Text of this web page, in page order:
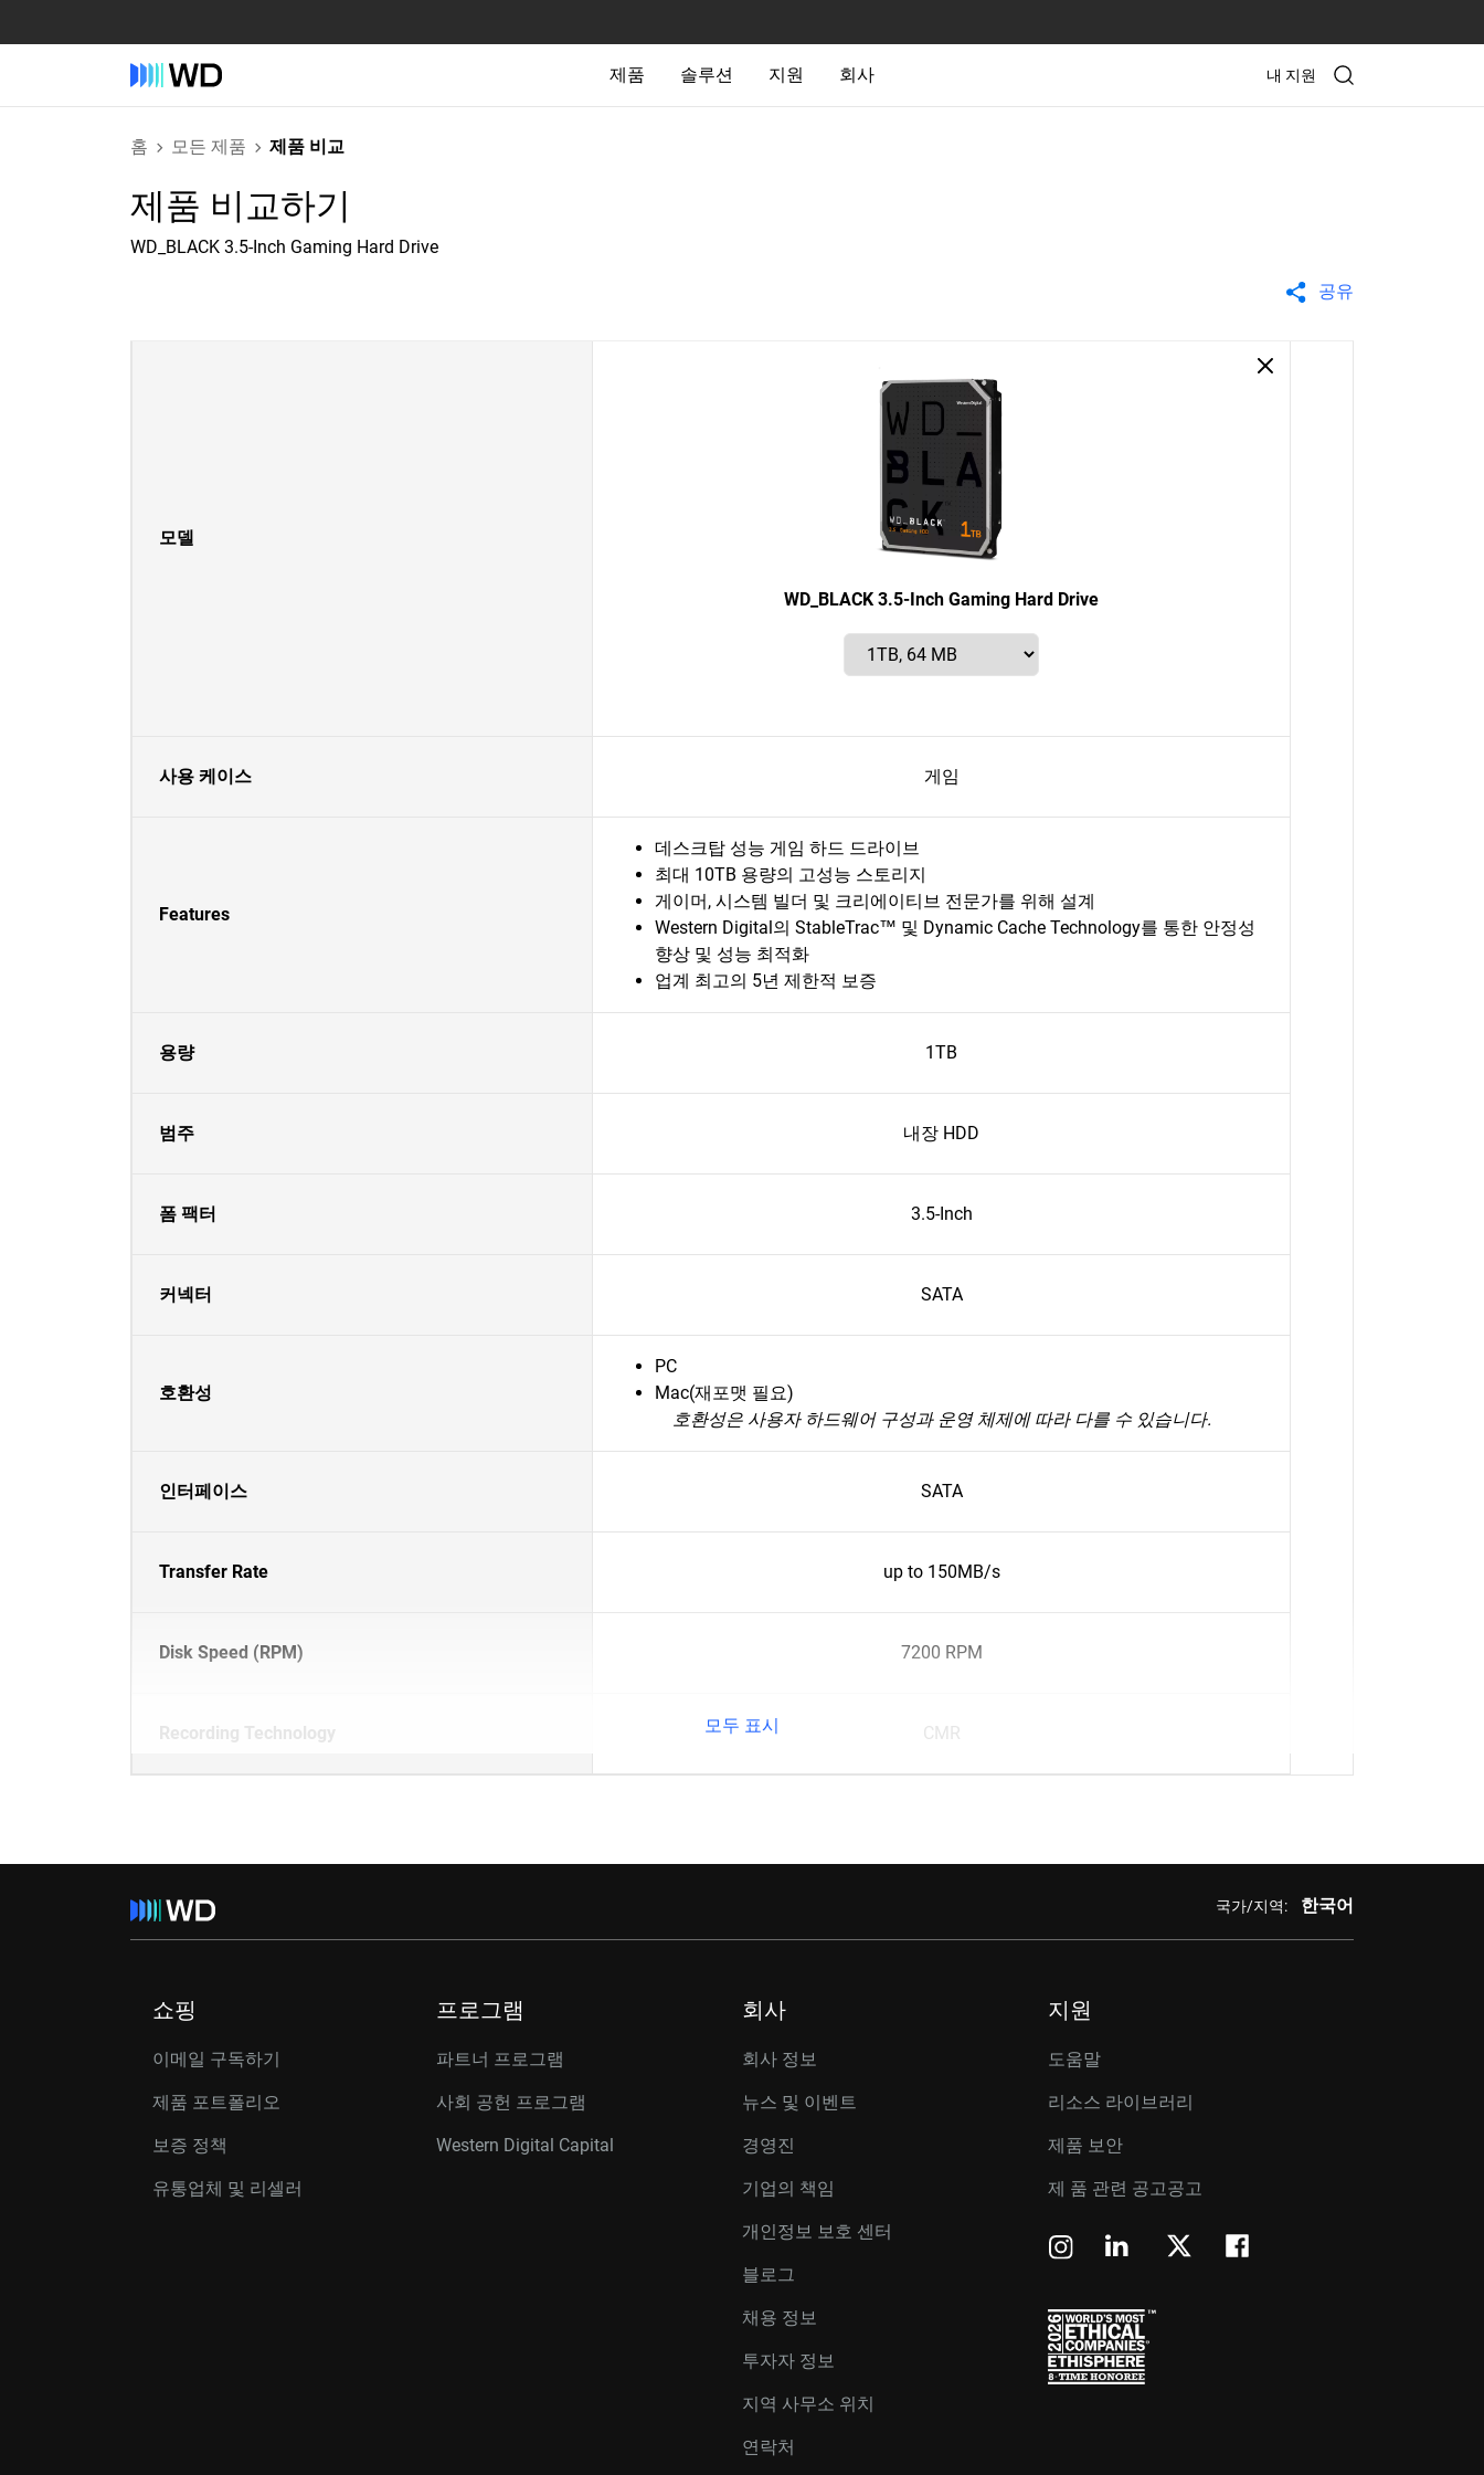
제품 솔루션 지원 회사 내 지원
홈 모든 제품 제품 비교
제품 비교하기
WD_BLACK 3.5-Inch Gaming Hard Drive
공유
모델
WD_BLACK 3.5-Inch Gaming Hard Drive
사용 케이스 게임
Features
데스크탑 성능 게임 하드 드라이브
최대 10TB 용량의 고성능 스토리지
게이머, 시스템 빌더 및 크리에이티브 전문가를 위해 설계
Western Digital의 StableTrac™ 및 Dynamic Cache Technology를 통한 안정성
향상 및 성능 최적화
업계 최고의 5년 제한적 보증
용량 1TB
범주 내장 HDD
폼 팩터 3.5-Inch
커넥터 SATA
호환성
PC
Mac(재포맷 필요)
호환성은 사용자 하드웨어 구성과 운영 체제에 따라 다를 수 있습니다.
인터페이스 SATA
Transfer Rate up to 150MB/s
Disk Speed (RPM) 7200 RPM
Recording Technology CMR
모두 표시
국가/지역: 한국어
쇼핑
이메일 구독하기
제품 포트폴리오
보증 정책
유통업체 및 리셀러
프로그램
파트너 프로그램
사회 공헌 프로그램
Western Digital Capital
회사
회사 정보
뉴스 및 이벤트
경영진
기업의 책임
개인정보 보호 센터
블로그
채용 정보
투자자 정보
지역 사무소 위치
연락처
지원
도움말
리소스 라이브러리
제품 보안
제 품 관련 공고공고